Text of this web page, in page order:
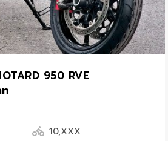
950 RVE
10,XXX